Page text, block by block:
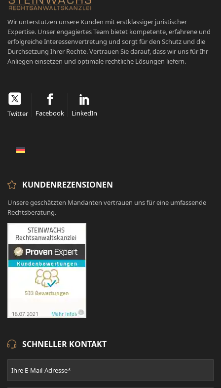
Wir unterstützen unsere Kunden mit erstklassiger juristischer
Expertise. Unser engagiertes Team bietet kompetente, erfahrene und
erfolgreiche Interessenvertretung und sorgt für den Schutz und die
Durchsetzung Ihrer Rechte. Vertrauen Sie darauf, dass wir uns für Ihr
Anliegen einsetzen und optimale rechtliche Lösungen liefern.
Twitter Facebook LinkedIn
KUNDENREZENSIONEN
Unsere geschätzten Mandanten vertrauen uns für eine umfassende
Rechtsberatung.
SCHNELLER KONTAKT